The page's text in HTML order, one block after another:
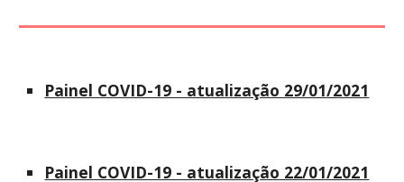
Painel COVID-19 - atualização 29/01/2021
Painel COVID-19 - atualização 22/01/2021